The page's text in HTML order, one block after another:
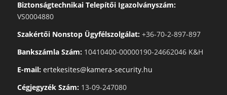
Biztonságtechnikai Telepítői Igazolványszám:
VS0004880
Szakértői Nonstop Ügyfélszolgálat:+36-70-2-897-897
Bankszámla Szám:10410400-00000190-24662046 K&H
E-mail: ertekesites@kamera-security.hu
Cégjegyzék Szám:13-09-247080